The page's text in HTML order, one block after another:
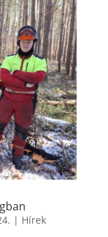
| Hírek